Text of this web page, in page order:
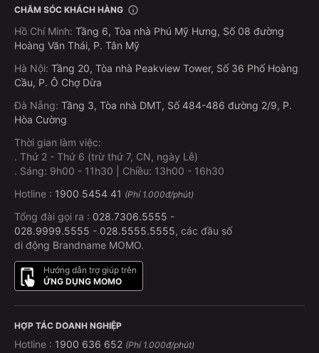
CHĂM SÓC KHÁCH HÀNG
Hồ Chí Minh: Tầng 6, Tòa nhà Phú Mỹ Hưng, Số 08 đường
Hoàng Văn Thái, P. Tân Mỹ
Hà Nội: Tầng 20, Tòa nhà Peakview Tower, Số 36 Phố Hoàng
Cầu, P. Ô Chợ Dừa
Đà Nẵng: Tầng 3, Tòa nhà DMT, Số 484-486 đường 2/9, P.
Hòa Cường
Thời gian làm việc:
. Thứ 2 - Thứ 6 (trừ thứ 7, CN, ngày Lễ)
. Sáng: 9h00 - 11h30 | Chiều: 13h00 - 16h30
Hotline : 1900 5454 41 (Phí 1.000đ/phút)
Tổng đài gọi ra : 028.7306.5555 -
028.9999.5555 - 028.5555.5555, các đầu số
di động Brandname MOMO.
Hướng dẫn trợ giúp trên
ỨNG DỤNG MOMO
HỢP TÁC DOANH NGHIỆP
Hotline : 1900 636 652 (Phí 1.000đ/phút)